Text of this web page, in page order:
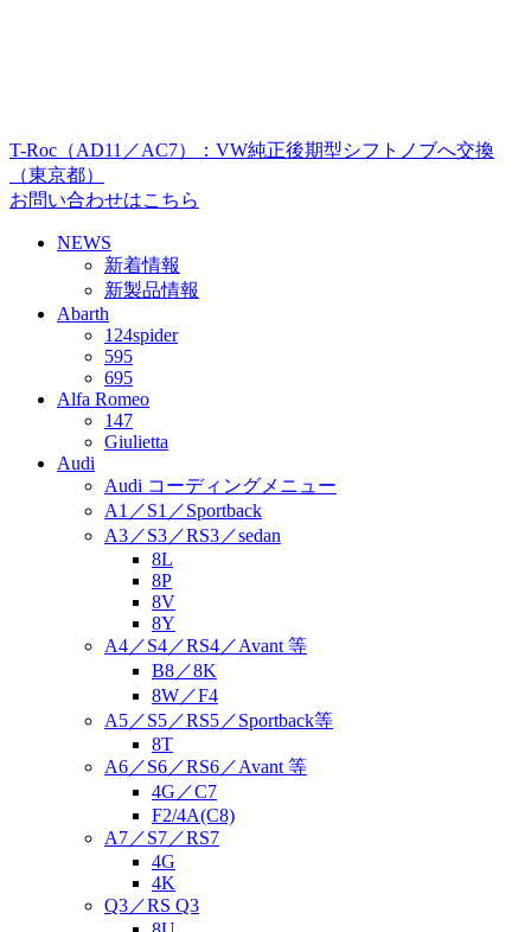
T-Roc（AD11／AC7）：VW純正後期型シフトノブへ交換
（東京都）
お問い合わせはこちら
NEWS
新着情報
新製品情報
Abarth
124spider
595
695
Alfa Romeo
147
Giulietta
Audi
Audi コーディングメニュー
A1／S1／Sportback
A3／S3／RS3／sedan
8L
8P
8V
8Y
A4／S4／RS4／Avant 等
B8／8K
8W／F4
A5／S5／RS5／Sportback等
8T
A6／S6／RS6／Avant 等
4G／C7
F2/4A(C8)
A7／S7／RS7
4G
4K
Q3／RS Q3